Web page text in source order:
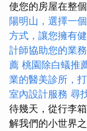
使您的房屋在整
陽明山，選擇一
方式，讓您擁有
計師協助您的業
薦 桃園除白蟻推
業的醫美診所，
室內設計服務 尋
待幾天，從行李
解我們的小世界